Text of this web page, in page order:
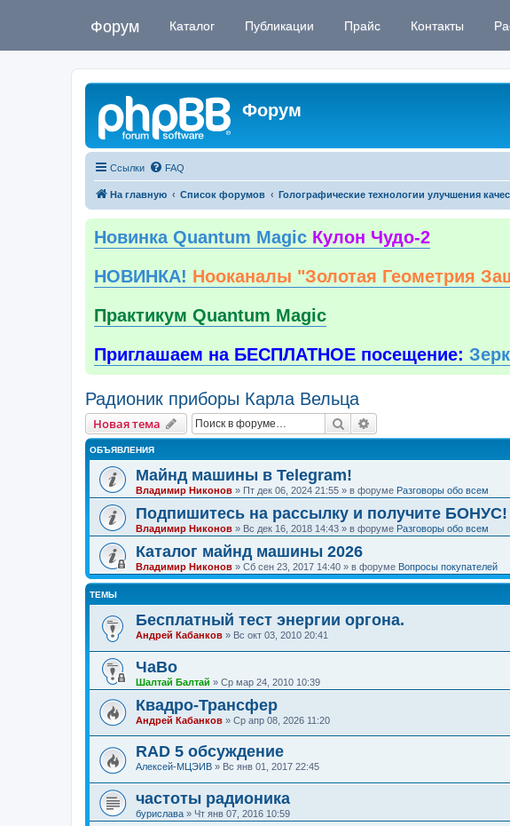
Форум Каталог Публикации Прайс Контакты
Форум
Ссылки FAQ
На главную Список форумов Голографические технологии улучшения
Новинка Quantum Magic Кулон Чудо-2
НОВИНКА! Нооканалы "Золотая Геометрия
Практикум Quantum Magic
Приглашаем на БЕСПЛАТНОЕ посещение:
Радионик приборы Карла Вельца
Новая тема Поиск
ОБЪЯВЛЕНИЯ
Майнд машины в Telegram!
Владимир Никонов » Пт дек 06, 2024 21:55 » в форуме Разговоры обо всем
Подпишитесь на рассылку и получите БОНУС!
Владимир Никонов » Вс дек 16, 2018 14:43 » в форуме Разговоры обо всем
Каталог майнд машины 2026
Владимир Никонов » Сб сен 23, 2017 14:40 » в форуме Вопросы покупателей
ТЕМЫ
Бесплатный тест энергии оргона.
Андрей Кабанков » Вс окт 03, 2010 20:41
ЧаВо
Шалтай Балтай » Ср мар 24, 2010 10:39
Квадро-Трансфер
Андрей Кабанков » Ср апр 08, 2026 11:20
RAD 5 обсуждение
Алексей-МЦЭИВ » Вс янв 01, 2017 22:45
частоты радионика
бурислава » Чт янв 07, 2016 10:59